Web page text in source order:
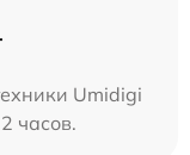
Umidigi
часов.